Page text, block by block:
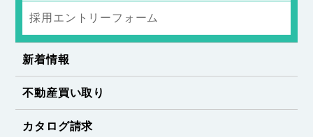
採用エントリーフォーム
新着情報
不動産買い取り
カタログ請求